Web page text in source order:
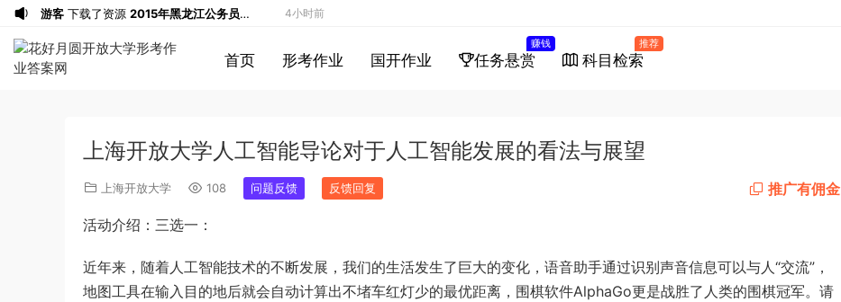
首页 形考作业 国开作业 任务悬赏
赚钱
科目检索
推荐
上海开放大学人工智能导论对于人工智能发展的看法与展望
上海开放大学 108 问题反馈 反馈回复
推广有佣金
活动介绍：三选一：
近年来，随着人工智能技术的不断发展，我们的生活发生了巨大的变化，语音助手通过识别声音信息可以与人“交流”，
地图工具在输入目的地后就会自动计算出不堵车红灯少的最优距离，围棋软件AlphaGo更是战胜了人类的围棋冠军。请
游客 下载了资源 2015年黑龙江公务员考
试《申论》及参考答案（公检法B）
4小时前
u*******签到打卡，获得1元奖励
u******* 6小时前
（A卷）真题及参考答案
签到打卡，获得1元奖励 9小时前
9小时前
2019年广东公务员考试
《行测》真题（县级）答案及解析
9小时前
u*******签到打卡，获得1元奖励
员考试《行测》真题（A卷）参考答案及
下载了资源 2016年重庆市公务员考
12小时前